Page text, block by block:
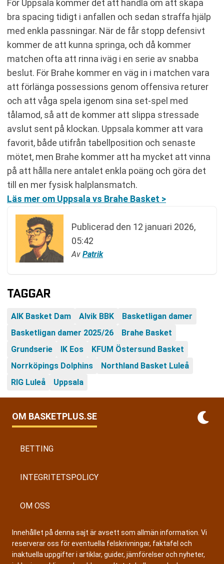
För Uppsala kommer det att handla om att skapa
bra spacing tidigt i anfallen och sedan straffa hjälp
med enkla passningar. När de får stopp defensivt
kommer de att kunna springa, och då kommer
matchen ofta att rinna iväg i en serie av snabba
beslut. För Brahe kommer en väg in i matchen vara
att förlänga possessions genom offensiva returer
och att våga spela igenom sina set-spel med
tålamod, så att de kommer att slippa stressade
avslut sent på klockan. Uppsala kommer att vara
favorit, både utifrån tabellposition och senaste
mötet, men Brahe kommer att ha mycket att vinna
på att hålla nere antalet enkla poäng och göra det
till en mer fysisk halplansmatch.
Läs mer om Uppsala vs Brahe Basket >
Publicerad den 12 januari 2026,
05:42
Av Patrik
TAGGAR
AIK Basket Dam Alvik BBK
Basketligan damer
Basketligan damer 2025/26
Brahe Basket
Grundserie
IK Eos
KFUM Östersund Basket
Norrköpings Dolphins
Northland Basket Luleå
RIG Luleå
Uppsala
OM BASKETPLUS.SE
BETTING
INTEGRITETSPOLICY
OM OSS
Innehållet på denna sajt är avsett som allmän information. Vi
reserverar oss för eventuella felskrivningar, faktafel och
inaktuella uppgifter i artiklar, guider, jämförelser och nyheter,